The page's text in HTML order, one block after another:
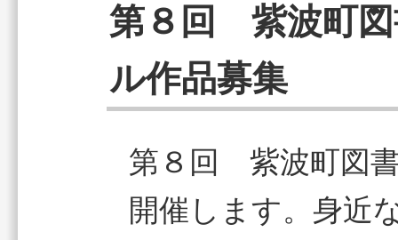
第８回 紫波町図
ル作品募集
第８回 紫波町図
開催します。身近